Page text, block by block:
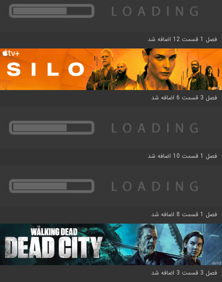
فصل 1 قسمت 12 اضافه شد
فصل 3 قسمت 6 اضافه شد
فصل 1 قسمت 10 اضافه شد
فصل 1 قسمت 8 اضافه شد
فصل 3 قسمت 3 اضافه شد